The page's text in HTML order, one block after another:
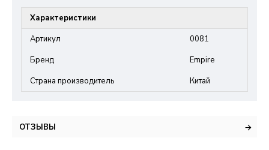
Характеристики
Артикул
0081
Бренд
Empire
Страна производитель
Китай
ОТЗЫВЫ